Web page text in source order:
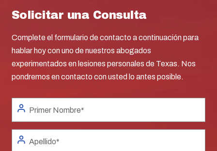
Solicitar una Consulta
Complete el formulario de contacto a continuación para
hablar hoy con uno de nuestros abogados
experimentados en lesiones personales de Texas. Nos
pondremos en contacto con usted lo antes posible.